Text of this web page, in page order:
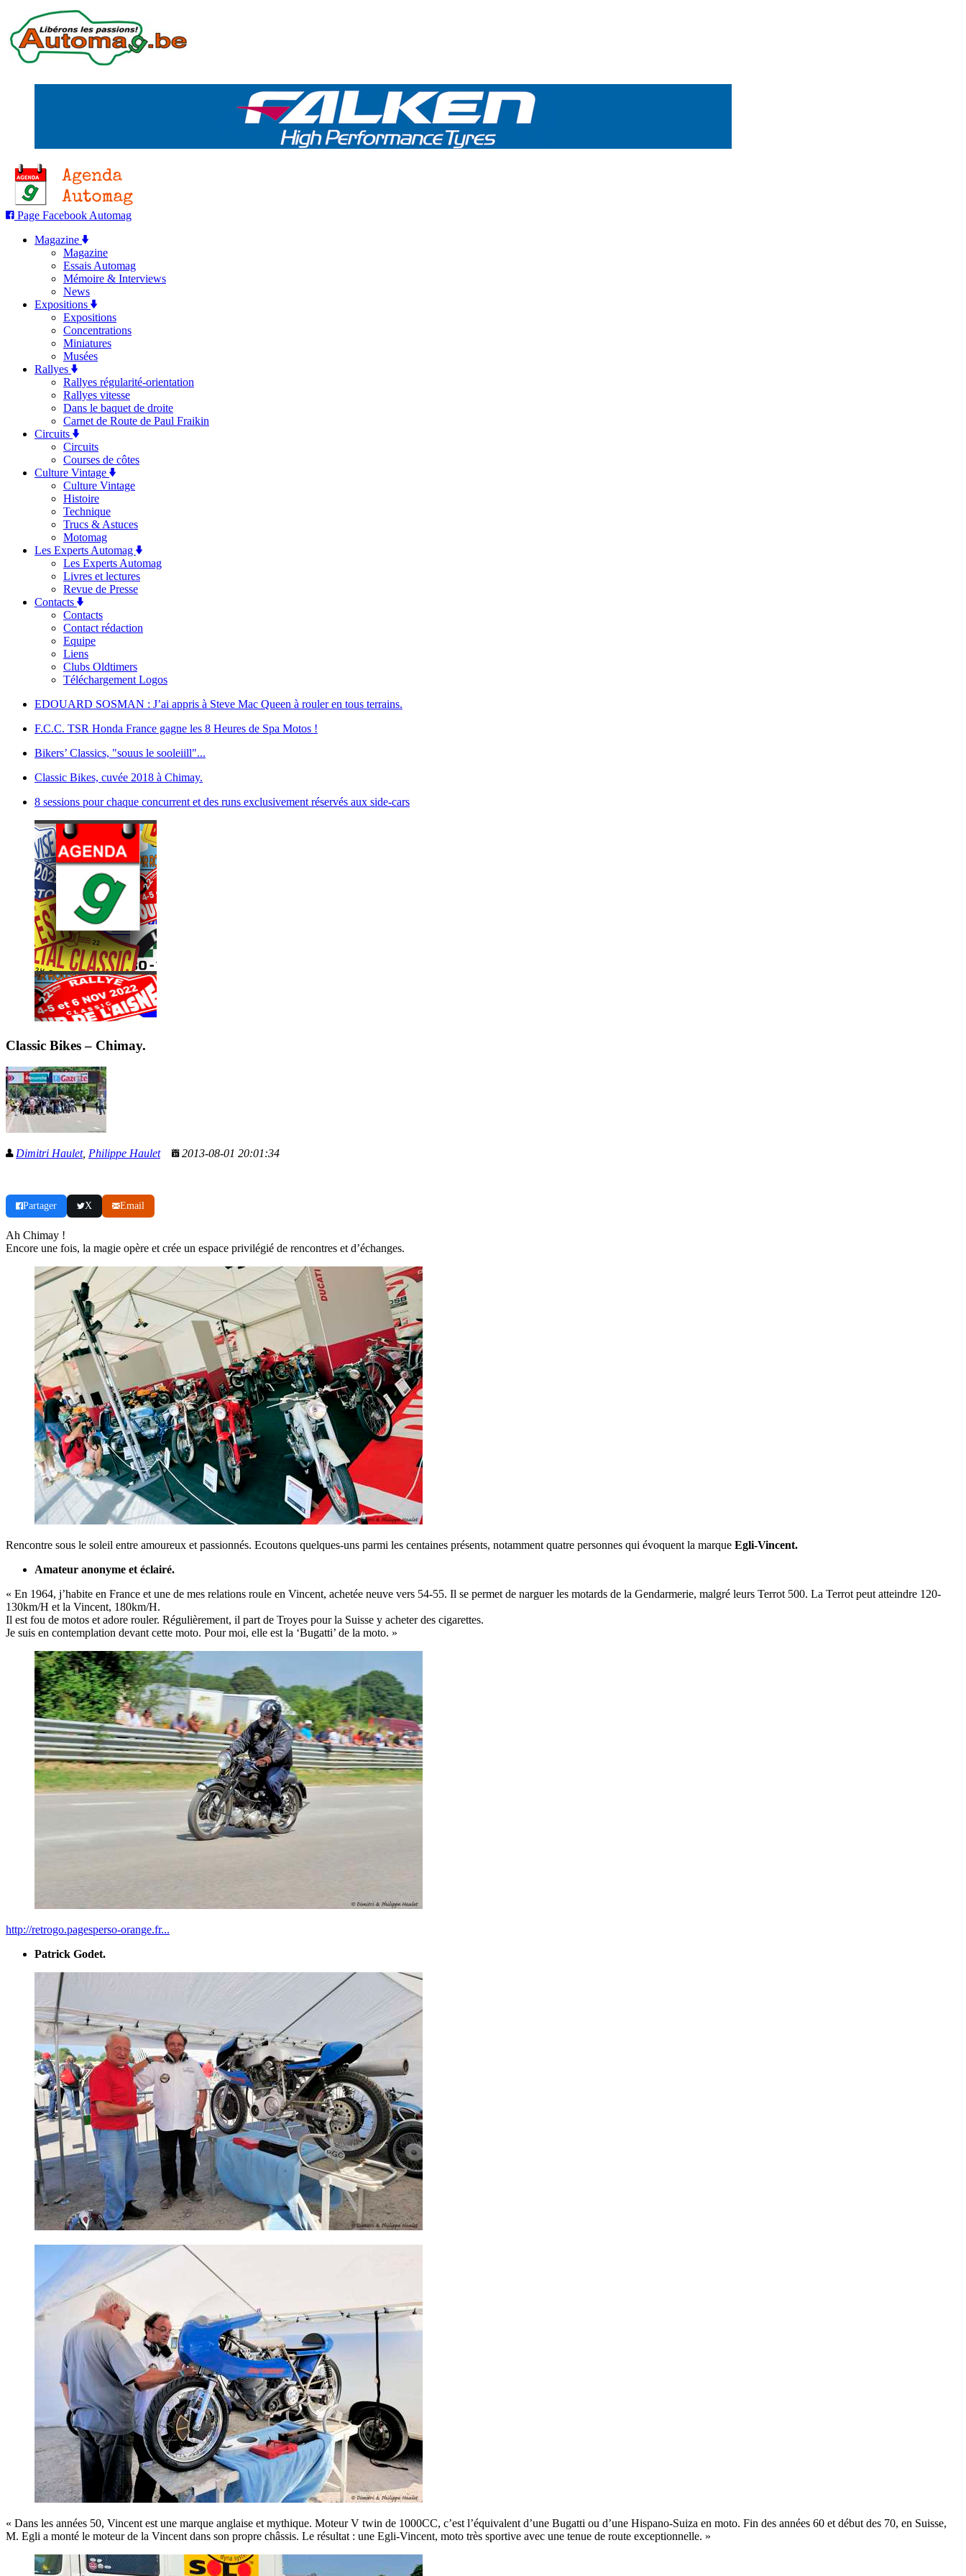
Page Facebook Automag
Magazine
Magazine
Essais Automag
Mémoire & Interviews
News
Expositions
Expositions
Concentrations
Miniatures
Musées
Rallyes
Rallyes régularité-orientation
Rallyes vitesse
Dans le baquet de droite
Carnet de Route de Paul Fraikin
Circuits
Circuits
Courses de côtes
Culture Vintage
Culture Vintage
Histoire
Technique
Trucs & Astuces
Motomag
Les Experts Automag
Les Experts Automag
Livres et lectures
Revue de Presse
Contacts
Contacts
Contact rédaction
Equipe
Liens
Clubs Oldtimers
Téléchargement Logos
EDOUARD SOSMAN : J’ai appris à Steve Mac Queen à rouler en tous terrains.
F.C.C. TSR Honda France gagne les 8 Heures de Spa Motos !
Bikers’ Classics, "souus le sooleiill"...
Classic Bikes, cuvée 2018 à Chimay.
8 sessions pour chaque concurrent et des runs exclusivement réservés aux side-cars
Classic Bikes – Chimay.
Dimitri Haulet, Philippe Haulet 2013-08-01 20:01:34
Partager X Email
Ah Chimay !
Encore une fois, la magie opère et crée un espace privilégié de rencontres et d’échanges.
Rencontre sous le soleil entre amoureux et passionnés. Ecoutons quelques-uns parmi les centaines présents, notamment quatre personnes qui évoquent la marque Egli-Vincent.
Amateur anonyme et éclairé.
« En 1964, j’habite en France et une de mes relations roule en Vincent, achetée neuve vers 54-55. Il se permet de narguer les motards de la Gendarmerie, malgré leurs Terrot 500. La Terrot peut atteindre 120-
130km/H et la Vincent, 180km/H.
Il est fou de motos et adore rouler. Régulièrement, il part de Troyes pour la Suisse y acheter des cigarettes.
Je suis en contemplation devant cette moto. Pour moi, elle est la ‘Bugatti’ de la moto. »
http://retrogo.pagesperso-orange.fr...
Patrick Godet.
« Dans les années 50, Vincent est une marque anglaise et mythique. Moteur V twin de 1000CC, c’est l’équivalent d’une Bugatti ou d’une Hispano-Suiza en moto. Fin des années 60 et début des 70, en Suisse,
M. Egli a monté le moteur de la Vincent dans son propre châssis. Le résultat : une Egli-Vincent, moto très sportive avec une tenue de route exceptionnelle. »